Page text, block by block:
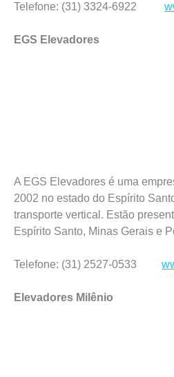
Telefone: (31) 3324-6922
EGS Elevadores
A EGS Elevadores é uma
2002 no estado do Espírito
transporte vertical. Estão
Espírito Santo, Minas Gerais e
Telefone: (31) 2527-0533
Elevadores Milênio